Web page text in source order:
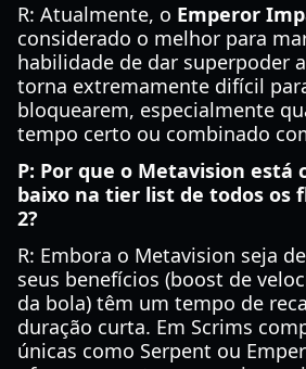
R: Atualmente, o Emperor
considerado o melhor para
habilidade de dar superpoder
torna extremamente difícil
bloquearem, especialmente
tempo certo ou combinado
P: Por que o Metavision está
baixo na tier list de todos os
2?
R: Embora o Metavision seja
seus benefícios (boost de
da bola) têm um tempo de
duração curta. Em Scrims
únicas como Serpent ou